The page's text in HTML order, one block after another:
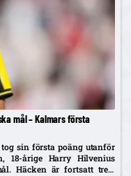
mål – Kalmars första
sin första poäng utanför
18-årige Harry Hilvenius
Häcken är fortsatt trea,